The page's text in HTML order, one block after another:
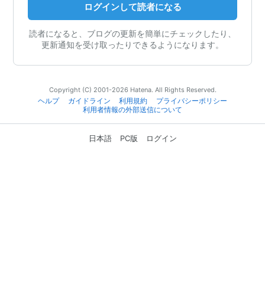
ログインして読者になる
読者になると、ブログの更新を簡単にチェックしたり、
更新通知を受け取ったりできるようになります。
Copyright (C) 2001-2026 Hatena. All Rights Reserved.
ヘルプ
ガイドライン 利用規約
プライバシーポリシー
利用者情報の外部送信について
日本語 PC版 ログイン